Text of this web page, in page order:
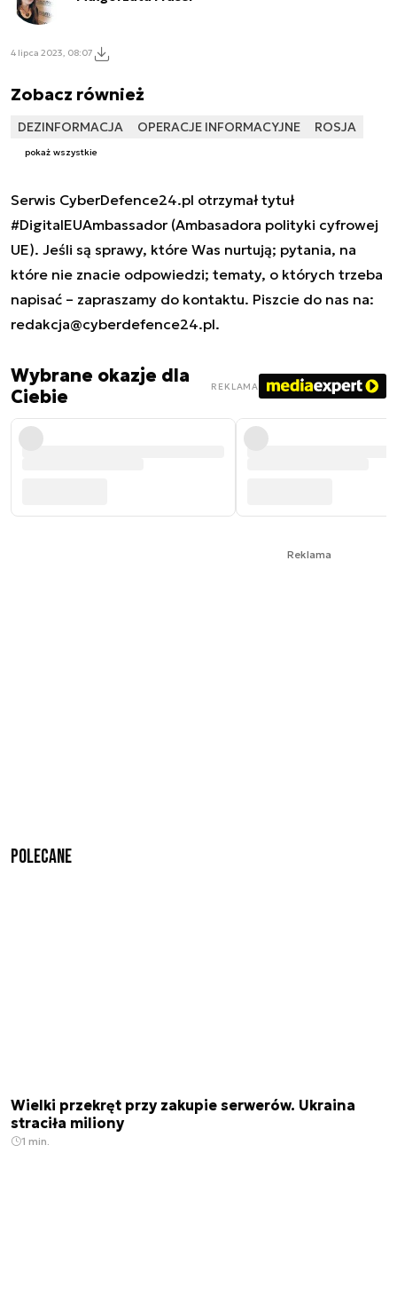
4 lipca 2023, 08:07
Zobacz również
DEZINFORMACJA OPERACJE INFORMACYJNE ROSJA
pokaż wszystkie
Serwis CyberDefence24.pl otrzymał tytuł
#DigitalEUAmbassador (Ambasadora polityki cyfrowej
UE). Jeśli są sprawy, które Was nurtują; pytania, na
które nie znacie odpowiedzi; tematy, o których trzeba
napisać – zapraszamy do kontaktu. Piszcie do nas na:
redakcja@cyberdefence24.pl.
Wybrane okazje dla
Ciebie
REKLAMA
Reklama
Polecane
Wielki przekręt przy zakupie serwerów. Ukraina
straciła miliony
1 min.